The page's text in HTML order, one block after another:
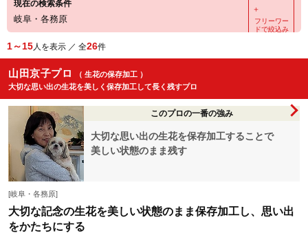
現在の検索条件
岐阜・各務原
＋
フリーワー
ドで絞込み
1～15人を表示 ／ 全26件
山田京子プロ
（ 生花の保存加工 ）
大切な思い出の生花を美しく保存加工して長く残すプロ
このプロの一番の強み
大切な思い出の生花を保存加工することで
美しい状態のまま残す
[岐阜・各務原]
大切な記念の生花を美しい状態のまま保存加工し、思い出
をかたちにする